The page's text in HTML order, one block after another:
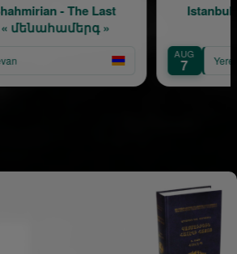
Istanbul's Armenian Printers
Yerevan